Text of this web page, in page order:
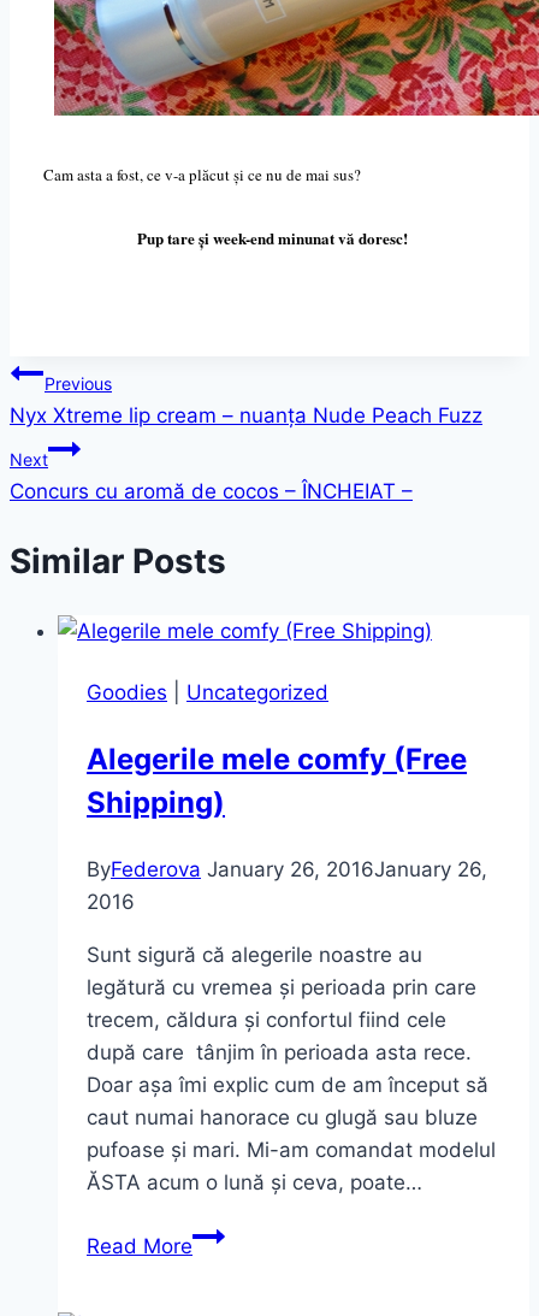
Cam asta a fost, ce v-a plăcut și ce nu de mai sus?
Pup tare și week-end minunat vădoresc!
Post
navigation
Previous
Nyx Xtreme lip cream – nuanța Nude Peach Fuzz
Next
Concurs cu aromă de cocos – ÎNCHEIAT –
Similar Posts
Goodies Uncategorized
Alegerile mele comfy (Free
Shipping)
ByFederova January 26, 2016January 26,
2016
Sunt sigură că alegerile noastre au
legătură cu vremea și perioada prin care
trecem, căldura și confortul fiind cele
după care tânjim în perioada asta rece.
Doar așa îmi explic cum de am început să
caut numai hanorace cu glugă sau bluze
pufoase și mari. Mi-am comandat modelul
ĂSTA acum o lună și ceva, poate…
Read MoreAlegerile